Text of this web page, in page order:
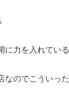
に力を入れている
なのでこういっ